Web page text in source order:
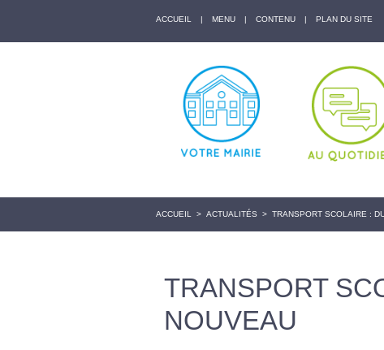
ACCUEIL | MENU | CONTENU | PLAN DU SITE
ACCUEIL > ACTUALITÉS > TRANSPORT SCOLAIRE :
TRANSPORT
NOUVEAU